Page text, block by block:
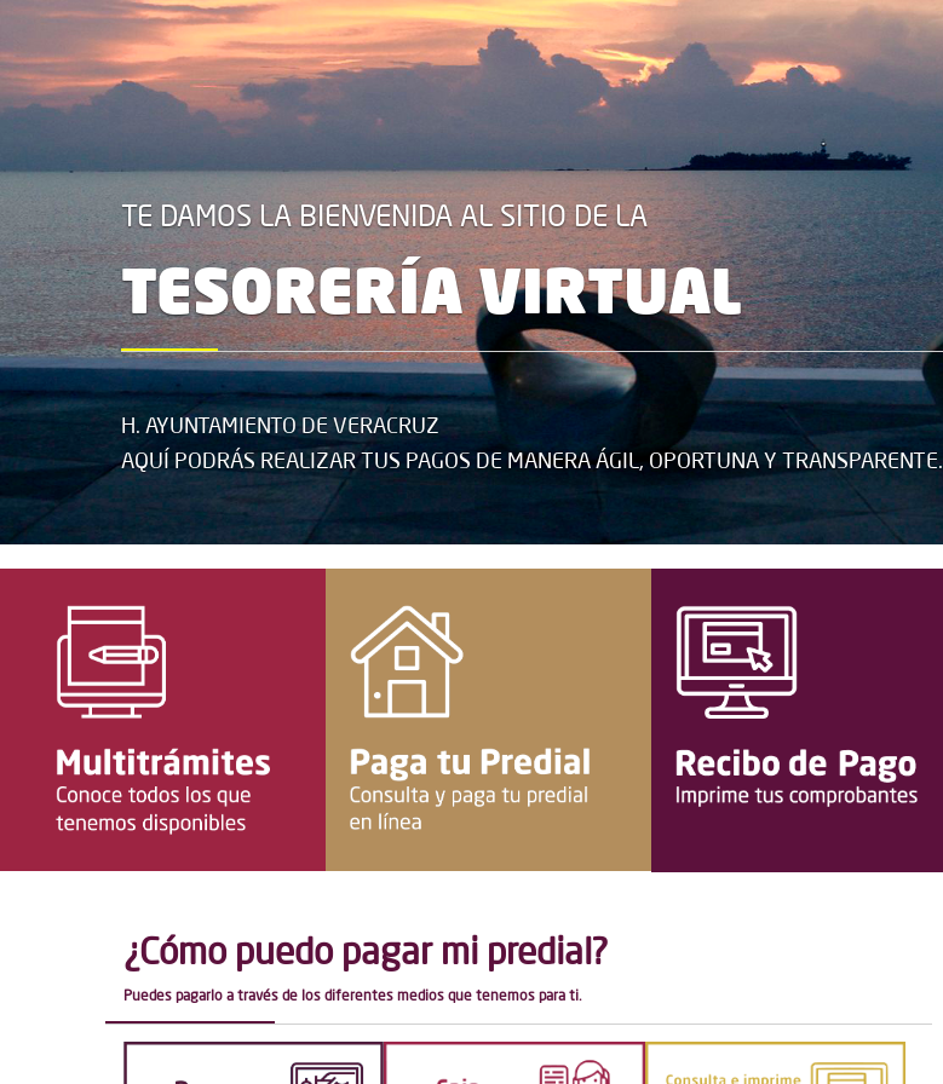
TE DAMOS LA BIENVENIDA AL SITIO DE LA
TESORERÍA VIRTUAL
H. AYUNTAMIENTO DE VERACRUZ
AQUÍ PODRÁS REALIZAR TUS PAGOS DE MANERA ÁGIL, OPORTUNA Y TRANSPARENTE.
¿Cómo puedo pagar mi predial?
Puedes pagarlo a través de los diferentes medios que tenemos para ti.